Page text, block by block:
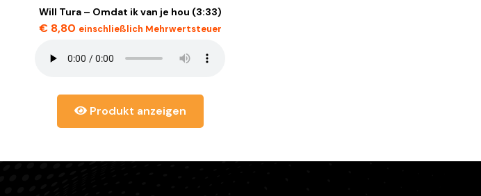
Will Tura – Omdat ik van je hou (3:33)
€8,80 einschließlich Mehrwertsteuer
Produkt anzeigen